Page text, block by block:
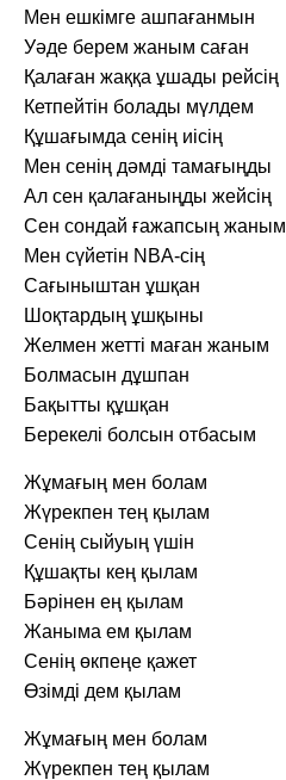
Мен ешкімге ашпағанмын
Уәде берем жаным саған
Қалаған жаққа ұшады рейсің
Кетпейтін болады мүлдем
Құшағымда сенің иісің
Мен сенің дәмді тамағыңды
Ал сен қалағаныңды жейсің
Сен сондай ғажапсың жаным
Мен сүйетін NBA-сің
Сағыныштан ұшқан
Шоқтардың ұшқыны
Желмен жетті маған жаным
Болмасын дұшпан
Бақытты құшқан
Берекелі болсын отбасым
Жұмағың мен болам
Жүрекпен тең қылам
Сенің сыйуың үшін
Құшақты кең қылам
Бәрінен ең қылам
Жаныма ем қылам
Сенің өкпеңе қажет
Өзімді дем қылам
Жұмағың мен болам
Жүрекпен тең қылам